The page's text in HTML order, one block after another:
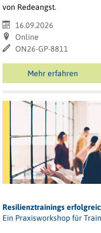
von Redeangst.
16.09.2026
Online
ON26-GP-8811
Mehr erfahren
Resilienztrainings
Ein Praxisworkshop für